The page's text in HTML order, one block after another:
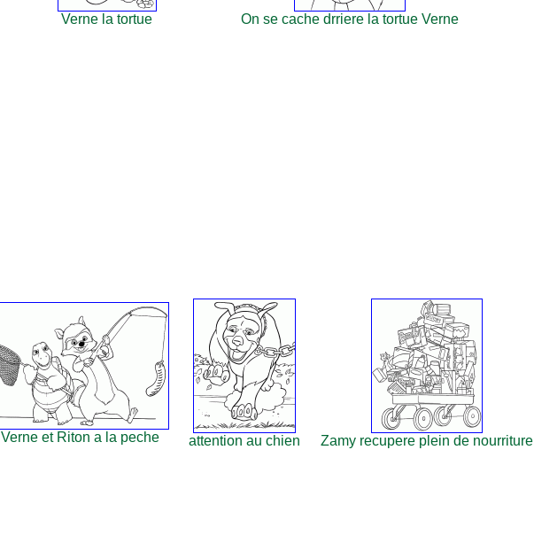
Verne la tortue On se cache drriere la tortue Verne
Verne et Riton a la peche attention au chien Zamy recupere plein de nourriture